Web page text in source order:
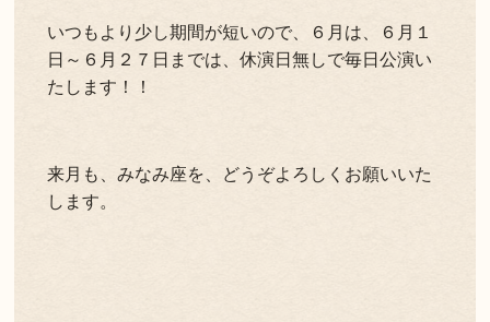
いつもより少し期間が短いので、６月は、６月１
日～６月２７日までは、休演日無しで毎日公演い
たします！！
来月も、みなみ座を、どうぞよろしくお願いいた
します。